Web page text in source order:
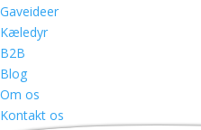
Gaveideer
Kæledyr
B2B
Blog
Om os
Kontakt os